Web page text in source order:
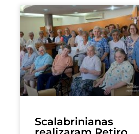
Scalabrinianas